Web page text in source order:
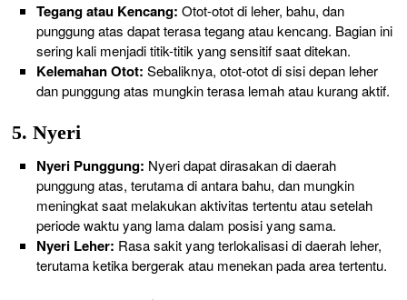
Tegang atau Kencang: Otot-otot di leher, bahu, dan
punggung atas dapat terasa tegang atau kencang. Bagian ini
sering kali menjadi titik-titik yang sensitif saat ditekan.
Kelemahan Otot: Sebaliknya, otot-otot di sisi depan leher
dan punggung atas mungkin terasa lemah atau kurang aktif.
5. Nyeri
Nyeri Punggung: Nyeri dapat dirasakan di daerah
punggung atas, terutama di antara bahu, dan mungkin
meningkat saat melakukan aktivitas tertentu atau setelah
periode waktu yang lama dalam posisi yang sama.
Nyeri Leher: Rasa sakit yang terlokalisasi di daerah leher,
terutama ketika bergerak atau menekan pada area tertentu.